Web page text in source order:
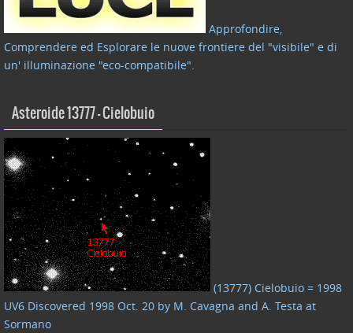
Approfondire,
Comprendere ed Esplorare le nuove frontiere del "visibile" e di
un' illuminazione "eco-compatibile".
Asteroide 13777 – Cielobuio
(13777) Cielobuio = 1998
UV6 Discovered 1998 Oct. 20 by M. Cavagna and A. Testa at
Sormano